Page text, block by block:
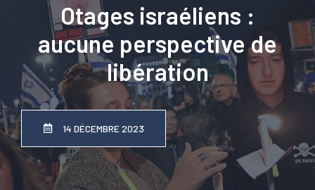
Otages israéliens :
aucune perspective de
libération
14 DÉCEMBRE 2023